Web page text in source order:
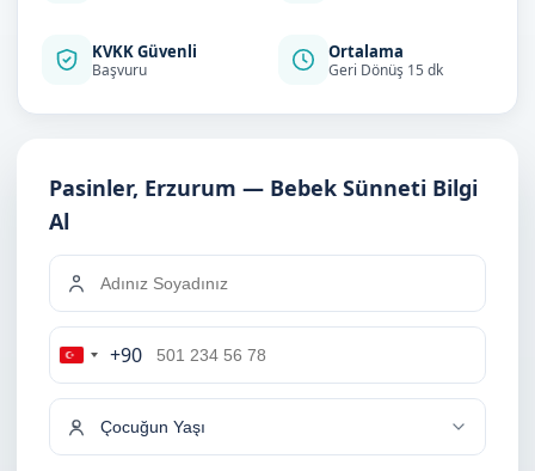
KVKK Güvenli
Başvuru
Ortalama
Geri Dönüş 15 dk
Pasinler, Erzurum — Bebek Sünneti Bilgi
Al
Turkey
+90
+90